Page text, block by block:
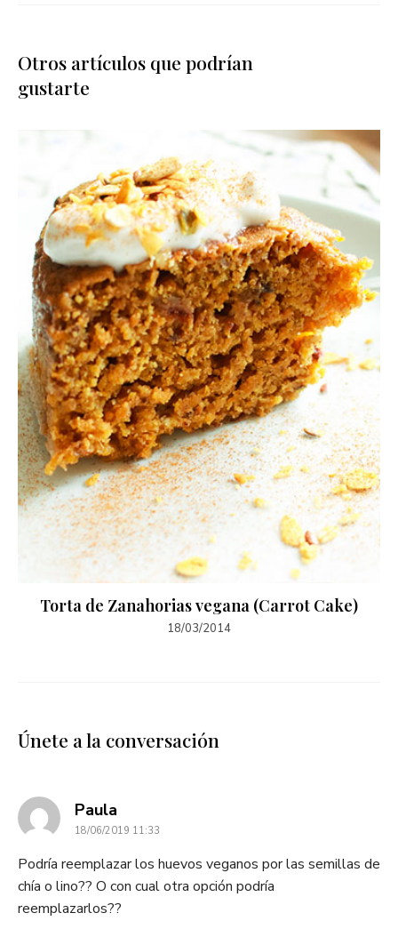
Otros artículos que podrían
gustarte
Torta de Zanahorias vegana (Carrot Cake)
18/03/2014
Únete a la conversación
Paula
18/06/2019 11:33
Podría reemplazar los huevos veganos por las semillas de
chía o lino?? O con cual otra opción podría
reemplazarlos??